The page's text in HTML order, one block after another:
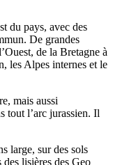
du pays, avec des
De grandes
de la Bretagne à
les Alpes internes et le
mais aussi
tout l’arc jurassien. Il
large, sur des sols
des lisières des Geo